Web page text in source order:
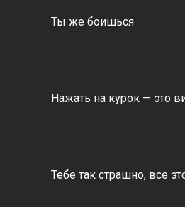
Ты же боишься
Нажать на курок — это
Тебе так страшно, все